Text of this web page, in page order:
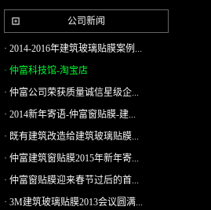
公司新闻
· 2014-2016年建筑玻璃贴膜案例...
· 仲富科技馆-淘宝店
· 仲富公司荣获质量诚信星级企...
· 2014新年寄语-仲富窗贴膜-建...
· 既有建筑改造给建筑玻璃贴膜...
· 仲富建筑窗贴膜2015年新年寄...
· 仲富窗贴膜迎来春节过后的首...
· 3M建筑玻璃贴膜2013会议圆满...